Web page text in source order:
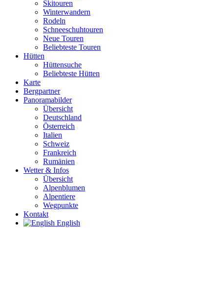
Skitouren
Winterwandern
Rodeln
Schneeschuhtouren
Neue Touren
Beliebteste Touren
Hütten
Hüttensuche
Beliebteste Hütten
Karte
Bergpartner
Panoramabilder
Übersicht
Deutschland
Österreich
Italien
Schweiz
Frankreich
Rumänien
Wetter & Infos
Übersicht
Alpenblumen
Alpentiere
Wegpunkte
Kontakt
English